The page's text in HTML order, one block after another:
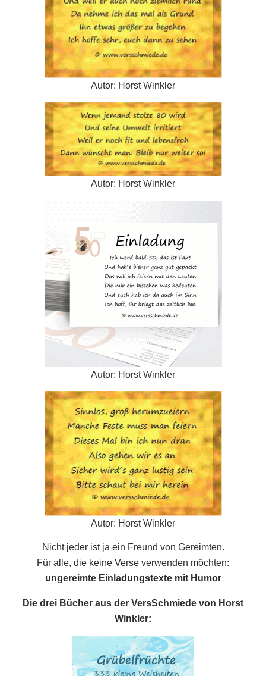
Autor: Horst Winkler
Autor: Horst Winkler
Autor: Horst Winkler
Autor: Horst Winkler
Nicht jeder ist ja ein Freund von Gereimten.
Für alle, die keine Verse verwenden möchten:
ungereimte Einladungstexte mit Humor
Die drei Bücher aus der VersSchmiede von Horst
Winkler: